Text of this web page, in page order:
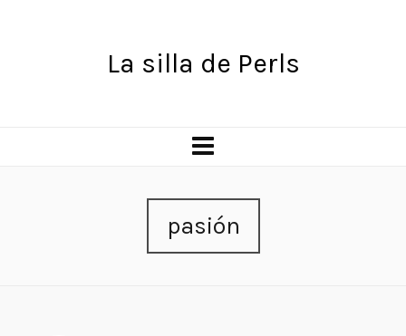
La silla de Perls
pasión